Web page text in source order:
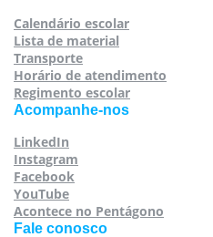
Calendário escolar
Lista de material
Transporte
Horário de atendimento
Regimento escolar
Acompanhe-nos
LinkedIn
Instagram
Facebook
YouTube
Acontece no Pentágono
Fale conosco